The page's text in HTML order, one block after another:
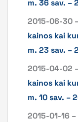
m. 36 sav. –
2015-06-30
kainos kai
m. 23 sav. –
2015-04-02
kainos kai
m. 10 sav. –
2015-01-16 –